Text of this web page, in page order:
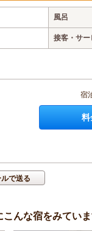
風呂
接客・サー
宿
料
で送る
んな宿をみてい